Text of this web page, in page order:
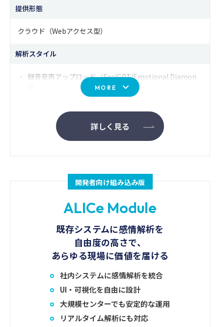
が不要になり、スーパーバイザー/品質評価者
の負担軽減
育成効率の向上：
改善アクションが提示され、抽象的な指導から
最終的には、CS（顧客満足度）の向上とES（従業
員満足度）の向上を同時に実現し、コールセンタ
ーバイザーは「どの顧客を優先して支援すべき
か」「どのオペレーターがフォローを必要として
S）の向上、オペレーターの心理的安全性向上、
センター全体の運営効率改善を同時に実現しま
ます。これにより、
す。
3.トピック別リスク判定
顧客との会話をトピックごとに整理し、それぞ
れのリスク度合いを分析します。重要度の高い
トピックは「高リスク」と判定され、調査上優
先的に確認すべき領域として明示されます。一
損害発生の場所・範囲：高リスク
損害発生の時間・状況：中リスク
修理工場の選定：低リスク
自己負担額や連絡方法：低リスク
こうしたランク付けにより、担当者は
「どこに注力すべきか」を直感的に把握するこ
とが可能になります。
4.調査結果/結論
MORE
提供形態
クラウド（Webアクセス型）
解析スタイル
録音音声アップロード（FeelGPT/Emotional Diamon
リアルタイム解析
FeelGPT（ナラティブレポート生成）
感情解析＋生成AIによるレポート出力
AppTone（一問一答型セルフテスト）
パーソナリティや思考スタイルを手軽に診断
Emotional Diamond（感情可視化）
会話中の“感情の起伏”をタイムライン
セキュリティ
通信・データの暗号化
ログの監視・不正アクセス検知
外部攻撃への多層防御
詳しく見る
開発者向け組み込み版
ALICe Module
既存システムに感情解析を
自由度の高さで、
あらゆる現場に価値を届ける
社内システムに感情解析を統合
UI・可視化を自由に設計
大規模センターでも安定的な運用
リアルタイム解析にも対応